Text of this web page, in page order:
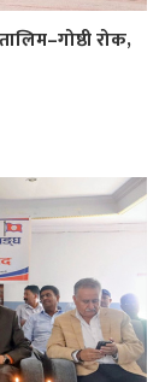
रोक,